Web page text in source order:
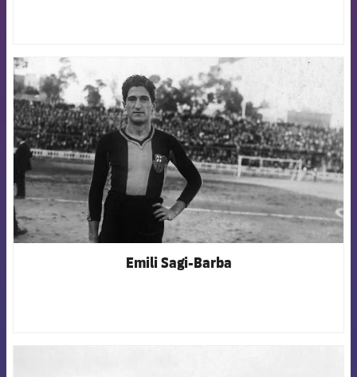
FCB Barcelona badge
Emili Sagi-Barba